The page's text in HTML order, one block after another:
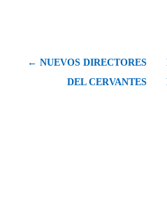
← NUEVOS DIRECTORES
DEL CERVANTES